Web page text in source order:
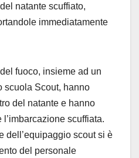
natante scuffiato,
immediatamente
fuoco, insieme ad un
scuola Scout, hanno
del natante e hanno
scuffiata.
dell’equipaggio scout si è
del personale